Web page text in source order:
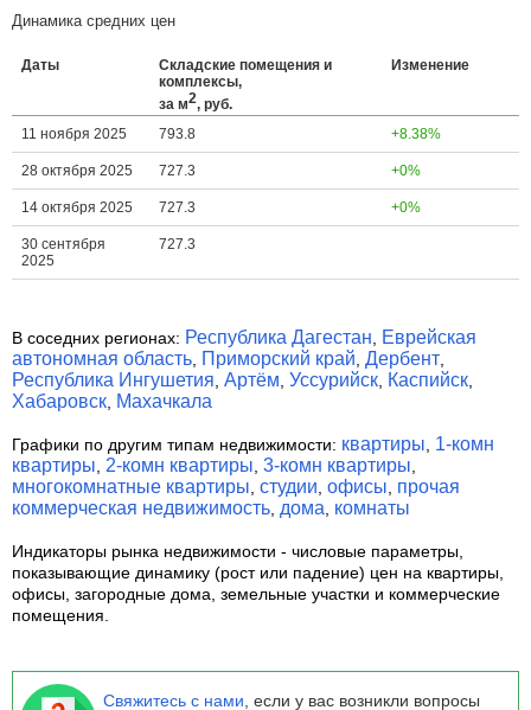
Динамика средних цен
Даты
Складские помещения и
комплексы,
за м2, руб.
Изменение
11 ноября 2025 793.8 +8.38%
28 октября 2025 727.3 +0%
14 октября 2025 727.3 +0%
30 сентября
2025
727.3
В соседних регионах: Республика Дагестан, Еврейская
автономная область, Приморский край, Дербент,
Республика Ингушетия, Артём, Уссурийск, Каспийск,
Хабаровск, Махачкала
Графики по другим типам недвижимости: квартиры, 1-комн
квартиры, 2-комн квартиры, 3-комн квартиры,
многокомнатные квартиры, студии, офисы, прочая
коммерческая недвижимость, дома, комнаты
Индикаторы рынка недвижимости - числовые параметры,
показывающие динамику (рост или падение) цен на квартиры,
офисы, загородные дома, земельные участки и коммерческие
помещения.
Свяжитесь с нами, если у вас возникли вопросы